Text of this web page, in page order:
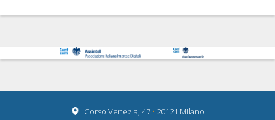
Corso Venezia, 47 • 20121 Milano